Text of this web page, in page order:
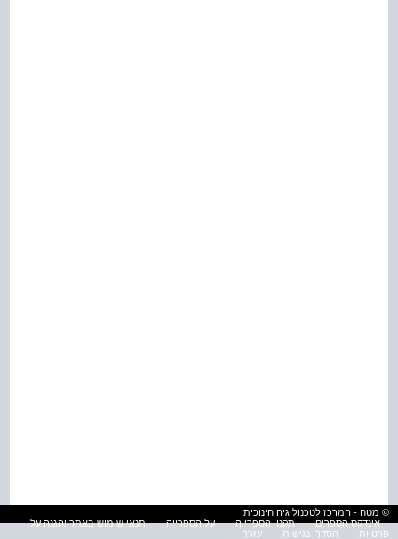
© מטח - המרכז לטכנולוגיה חינוכית
אינדקס הספרים
תקנון הספרייה על הספרייה
תנאי שימוש באתר והגנה על
פרטיות
הסדרי נגישות עזרה